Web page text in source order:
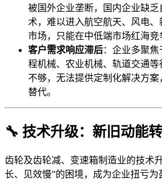
被国外企业垄断，国内企业缺
术，难以进入航空航天、风电、
市场，只能在中低端市场红海竞
客户需求响应滞后：企业多聚
程机械、农业机械、轨道交通
不够，无法提供定制化解决方
替代。
🔧 技术升级：新旧动能
齿轮及齿轮减、变速箱制造业的技术
长、见效慢”的困境，成为企业扭亏为